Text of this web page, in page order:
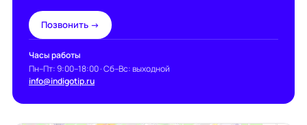
Позвонить →
Часы работы
Пн–Пт: 9:00–18:00 · Сб–Вс: выходной
info@indigotip.ru